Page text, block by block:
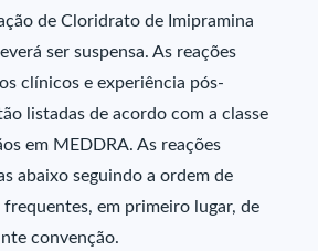
de Cloridrato de Imipramina
ser suspensa. As reações
clínicos e experiência pós-
listadas de acordo com a classe
em MEDDRA. As reações
abaixo seguindo a ordem de
em primeiro lugar, de
convenção.